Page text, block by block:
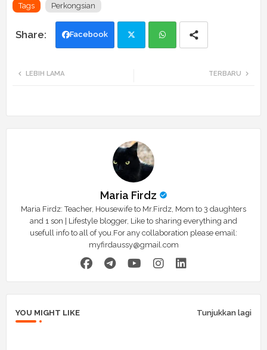
Tags Perkongsian
Facebook
TERBARU
LEBIH LAMA
Maria Firdz
Maria Firdz: Teacher, Housewife to Mr.Firdz, Mom to 3 daughters
and 1 son | Lifestyle blogger, Like to sharing everything and
usefull info to all of you.For any collaboration please email:
myfirdaussy@gmail.com
YOU MIGHT LIKE Tunjukkan lagi